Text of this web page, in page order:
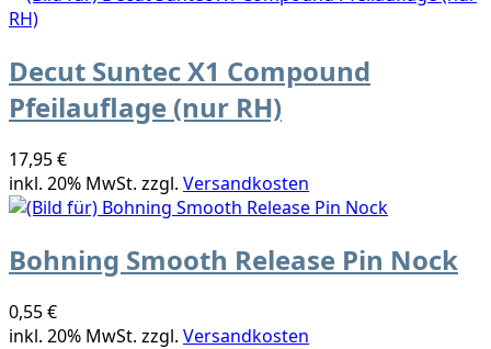
Decut Suntec X1 Compound
Pfeilauflage (nur RH)
17,95 €
inkl. 20% MwSt. zzgl. Versandkosten
Bohning Smooth Release Pin Nock
0,55 €
inkl. 20% MwSt. zzgl. Versandkosten